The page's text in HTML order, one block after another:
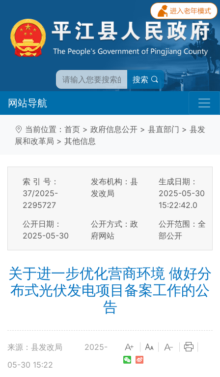
搜索
网站导航
当前位置： 首页 > 政府信息公开 > 县直部门 > 县发
展和改革局 > 其他信息
索 引 号：
37/2025-
2295727
发布机构：县
发改局
生成日期：
2025-05-30
15:22:42.0
公开日期：
2025-05-30
公开方式：政
府网站
公开范围：全
部公开
关于进一步优化营商环境 做好分
布式光伏发电项目备案工作的公
告
来源：县发改局
2025-
05-30 15:22